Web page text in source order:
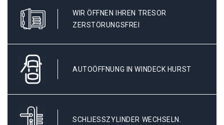
WIR ÖFFNEN IHREN TRESOR
ZERSTÖRUNGSFREI
AUTOÖFFNUNG IN WINDECK HURST
SCHLIESSZYLINDER WECHSELN.